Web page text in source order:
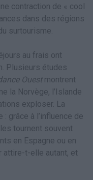
contraction de « cool
dans des régions
surtourisme.
au frais ont
Plusieurs études
Ouest montrent
la Norvège, l’Islande
exploser. La
grâce à l’influence de
tournent souvent
en Espagne ou en
attire-t-elle autant, et